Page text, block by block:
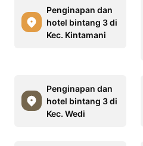
Penginapan dan
hotel bintang 3 di
Kec. Kintamani
Penginapan dan
hotel bintang 3 di
Kec. Wedi